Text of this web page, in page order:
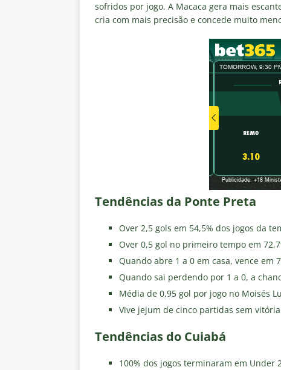
sofridos por jogo. A Macaca gera mais
cria com mais precisão e concede muito
Tendências da Ponte Preta
Over 2,5 gols em 54,5% dos jogos da
Over 0,5 gol no primeiro tempo em
Quando abre 1 a 0 em casa, vence em
Quando sai perdendo por 1 a 0, a
Média de 0,95 gol por jogo no Moisés
Vive jejum de cinco partidas sem
Tendências do Cuiabá
100% dos jogos terminaram em Under